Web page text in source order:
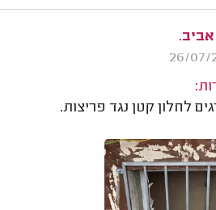
לחלון קטן נגד פריצות.